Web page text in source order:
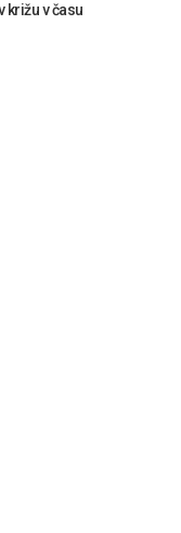
križu v času